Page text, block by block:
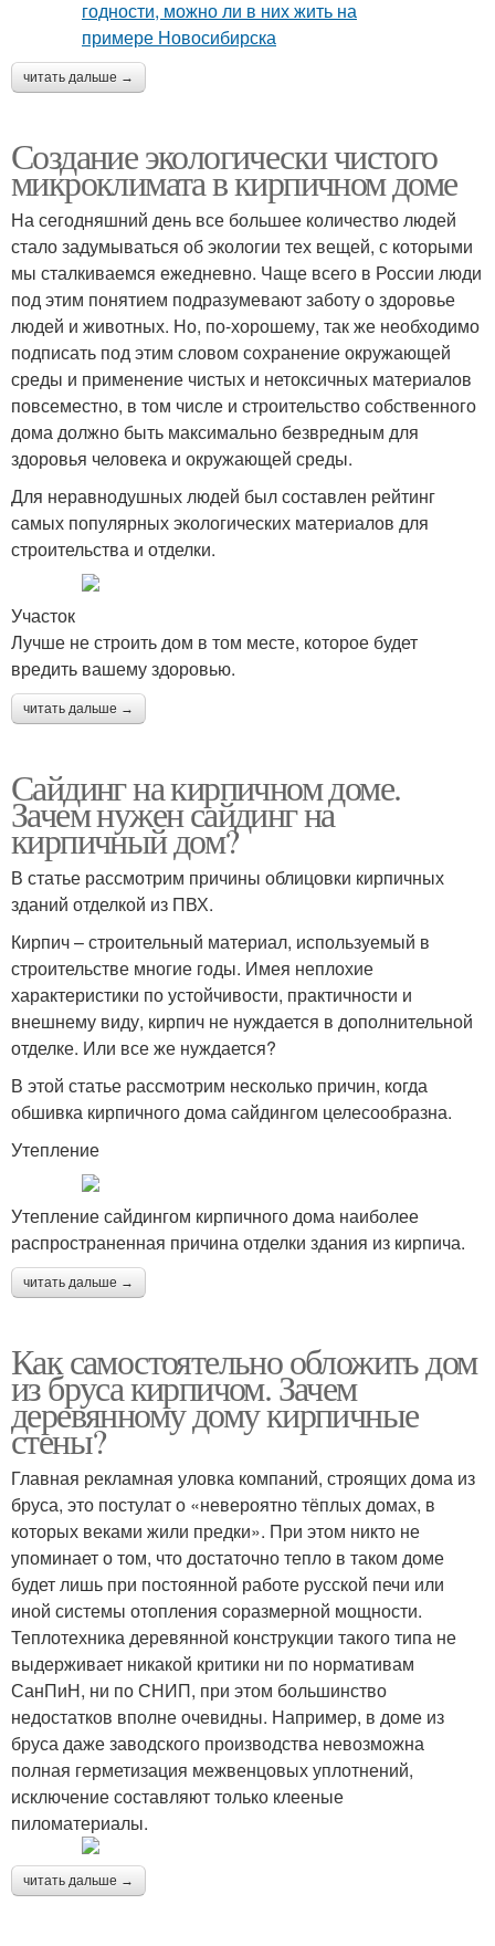
читать дальше →
Создание экологически чистого
микроклимата в кирпичном доме
На сегодняшний день все большее количество людей
стало задумываться об экологии тех вещей, с которыми
мы сталкиваемся ежедневно. Чаще всего в России люди
под этим понятием подразумевают заботу о здоровье
людей и животных. Но, по-хорошему, так же необходимо
подписать под этим словом сохранение окружающей
среды и применение чистых и нетоксичных материалов
повсеместно, в том числе и строительство собственного
дома должно быть максимально безвредным для
здоровья человека и окружающей среды.
Для неравнодушных людей был составлен рейтинг
самых популярных экологических материалов для
строительства и отделки.
Участок
Лучше не строить дом в том месте, которое будет
вредить вашему здоровью.
читать дальше →
Сайдинг на кирпичном доме.
Зачем нужен сайдинг на
кирпичный дом?
В статье рассмотрим причины облицовки кирпичных
зданий отделкой из ПВХ.
Кирпич – строительный материал, используемый в
строительстве многие годы. Имея неплохие
характеристики по устойчивости, практичности и
внешнему виду, кирпич не нуждается в дополнительной
отделке. Или все же нуждается?
В этой статье рассмотрим несколько причин, когда
обшивка кирпичного дома сайдингом целесообразна.
Утепление
Утепление сайдингом кирпичного дома наиболее
распространенная причина отделки здания из кирпича.
читать дальше →
Как самостоятельно обложить дом
из бруса кирпичом. Зачем
деревянному дому кирпичные
стены?
Главная рекламная уловка компаний, строящих дома из
бруса, это постулат о «невероятно тёплых домах, в
которых веками жили предки». При этом никто не
упоминает о том, что достаточно тепло в таком доме
будет лишь при постоянной работе русской печи или
иной системы отопления соразмерной мощности.
Теплотехника деревянной конструкции такого типа не
выдерживает никакой критики ни по нормативам
СанПиН, ни по СНИП, при этом большинство
недостатков вполне очевидны. Например, в доме из
бруса даже заводского производства невозможна
полная герметизация межвенцовых уплотнений,
исключение составляют только клееные
пиломатериалы.
читать дальше →